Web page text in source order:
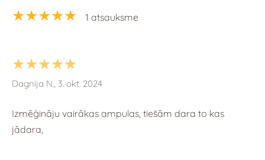
★★★★★ 1 atsauksme
★★★★★
Dagnija N., 3. okt. 2024
Izmēģināju vairākas ampulas, tiešām dara to kas
jādara,